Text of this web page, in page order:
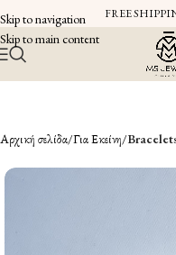
Skip to navigation
Skip to main content
FREE
Αρχική σελίδα Για Εκείνη